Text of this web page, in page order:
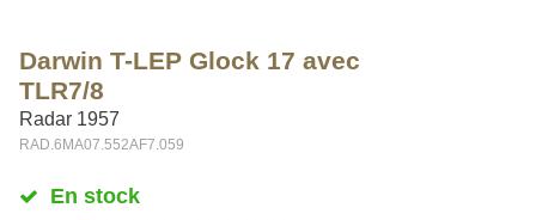
Darwin T-LEP Glock 17 avec
TLR7/8
Radar 1957
RAD.6MA07.552AF7.059
En stock